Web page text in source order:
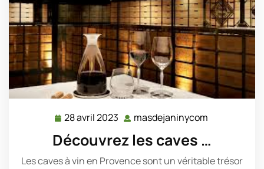
28 avril 2023 28
avril
2023
masdejaninycom
Découvrez les caves …
Les caves à vin en Provence sont un véritable trésor